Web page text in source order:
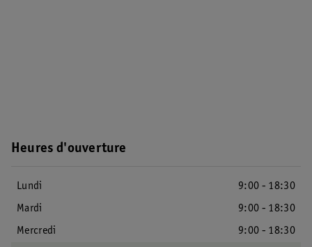
Heures d'ouverture
Lundi
9:00 - 18:30
Mardi
9:00 - 18:30
Mercredi
9:00 - 18:30